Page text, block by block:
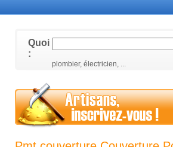
Quoi
:
plombier, électricien, ...